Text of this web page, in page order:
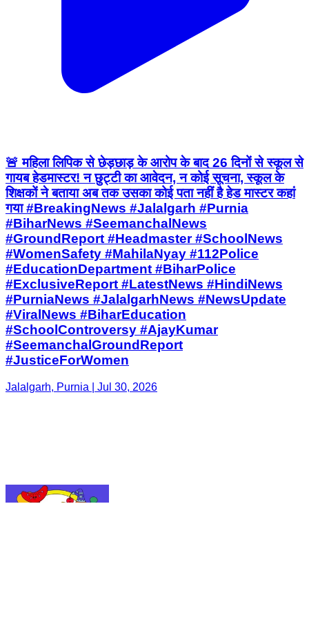
🚨 महिला लिपिक से छेड़छाड़ के आरोप के बाद 26 दिनों से स्कूल से
गायब हेडमास्टर! न छुट्टी का आवेदन, न कोई सूचना, स्कूल के
#GroundReport #Headmaster #SchoolNews
#WomenSafety #MahilaNyay #112Police
#EducationDepartment #BiharPolice
#ExclusiveReport #LatestNews #HindiNews
#PurniaNews #JalalgarhNews #NewsUpdate
#ViralNews #BiharEducation
#SchoolControversy #AjayKumar
#SeemanchalGroundReport
#JusticeForWomen
Jalalgarh, Purnia | Jul 30, 2026